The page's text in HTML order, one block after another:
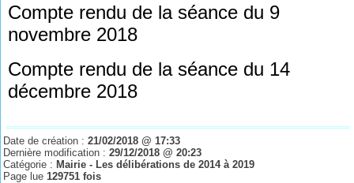
Compte rendu de la séance du 9
novembre 2018
Compte rendu de la séance du 14
décembre 2018
Date de création :21/02/2018 @ 17:33
Dernière modification :29/12/2018 @ 20:23
Catégorie : Mairie - Les délibérations de 2014 à 2019
Page lue 129751 fois